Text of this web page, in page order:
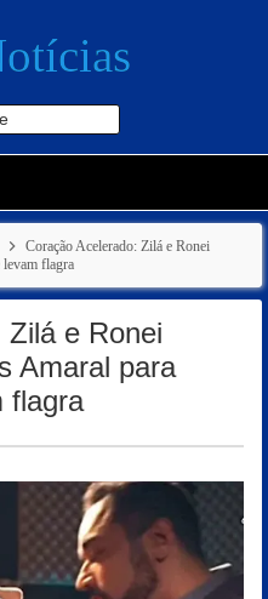
Coração Acelerado: Zilá e Ronei
levam flagra
Zilá e Ronei
Amaral para
flagra